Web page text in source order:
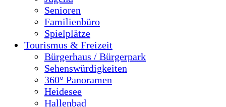
Senioren
Familienbüro
Spielplätze
Tourismus & Freizeit
Bürgerhaus / Bürgerpark
Sehenswürdigkeiten
360° Panoramen
Heidesee
Hallenbad